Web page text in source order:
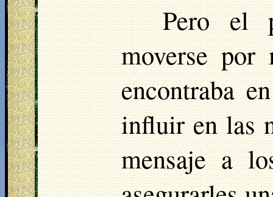
Pero el
moverse
encontraba
influir en las
mensaje a